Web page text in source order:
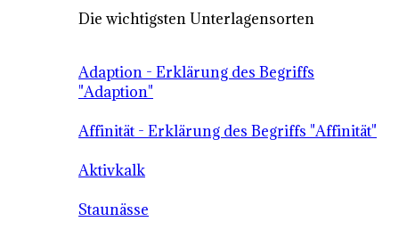
Die wichtigsten Unterlagensorten
Adaption - Erklärung des Begriffs
"Adaption"
Affinität - Erklärung des Begriffs "Affinität"
Aktivkalk
Staunässe